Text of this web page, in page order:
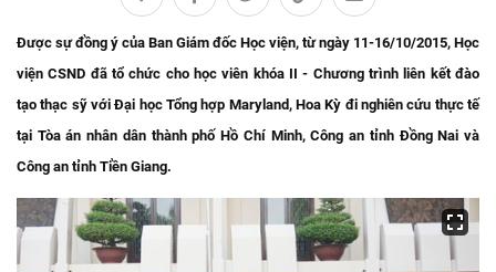
Được sự đồng ý của Ban Giám đốc Học viện, từ ngày 11-16/10/2015, Học
viện CSND đã tổ chức cho học viên khóa II - Chương trình liên kết đào
tạo thạc sỹ với Đại học Tổng hợp Maryland, Hoa Kỳ đi nghiên cứu thực tế
tại Tòa án nhân dân thành phố Hồ Chí Minh, Công an tỉnh Đồng Nai và
Công an tỉnh Tiền Giang.